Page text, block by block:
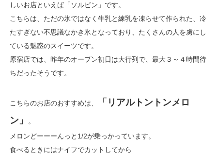
しいお店といえば「ソルビン」です。
こちらは、ただの氷ではなく牛乳と練乳を凍らせて作られた、冷
たすぎない不思議なかき氷となっており、たくさんの人を虜にし
ている魅惑のスイーツです。
原宿店では、昨年のオープン初日は大行列で、最大３～４時間待
ちだったそうです。
こちらのお店のおすすめは、
「リアルトントンメロ
ン」
。
メロンどーーーんっと1/2が乗っかっています。
食べるときにはナイフでカットしてから